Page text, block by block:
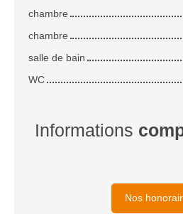
chambre
chambre
salle de bain
WC
Informations
Nos